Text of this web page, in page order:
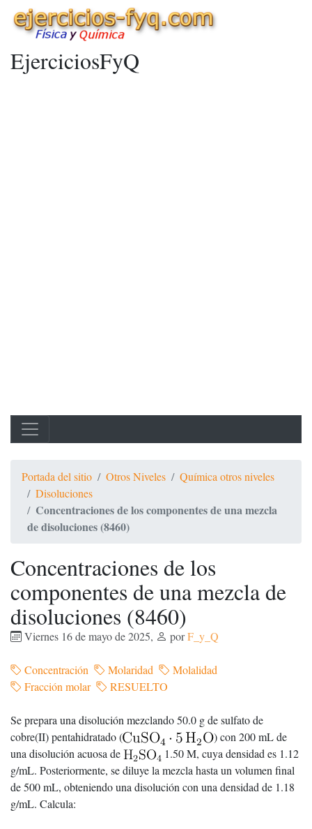
EjerciciosFyQ
Portada del sitio Otros Niveles
Química otros niveles
Disoluciones
Concentraciones de los componentes de una mezcla
de disoluciones (8460)
Concentraciones de los
componentes de una mezcla de
disoluciones (8460)
Viernes 16 de mayo de 2025, porF_y_Q
Concentración Molaridad
Molalidad
Fracción molar
RESUELTO
Se prepara una disolución mezclando 50.0 g de sulfato de
cobre(II) pentahidratado (
) con 200 mL de
una disolución acuosa de
1.50 M, cuya densidad es 1.12
g/mL. Posteriormente, se diluye la mezcla hasta un volumen final
de 500 mL, obteniendo una disolución con una densidad de 1.18
g/mL. Calcula: